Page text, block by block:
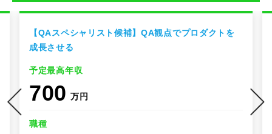
【QAスペシャリスト候補】QA観点でプロダクトを
成長させる
予定最高年収
700 万円
職種